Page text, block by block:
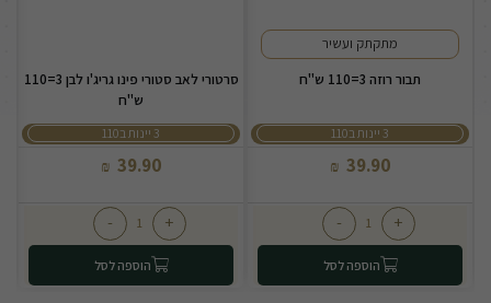
מתקתק ועשיר
תבור רוזה 3=110 ש"ח
3 יינות ב110
39.90
₪
+
-
הוספה לסל
סרטורי לאב סטורי פינו גריג'ו לבן 3=110
ש"ח
3 יינות ב110
39.90
₪
+
-
הוספה לסל